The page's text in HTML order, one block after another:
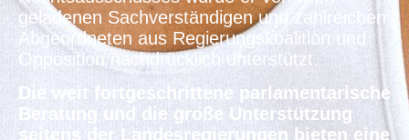
geladenen Sachverständigen und zahlreichen
Abgeordneten aus Regierungskoalition und
Opposition nachdrücklich unterstützt.
Die weit fortgeschrittene parlamentarische
Beratung und die große Unterstützung
seitens der Landesregierungen bieten eine